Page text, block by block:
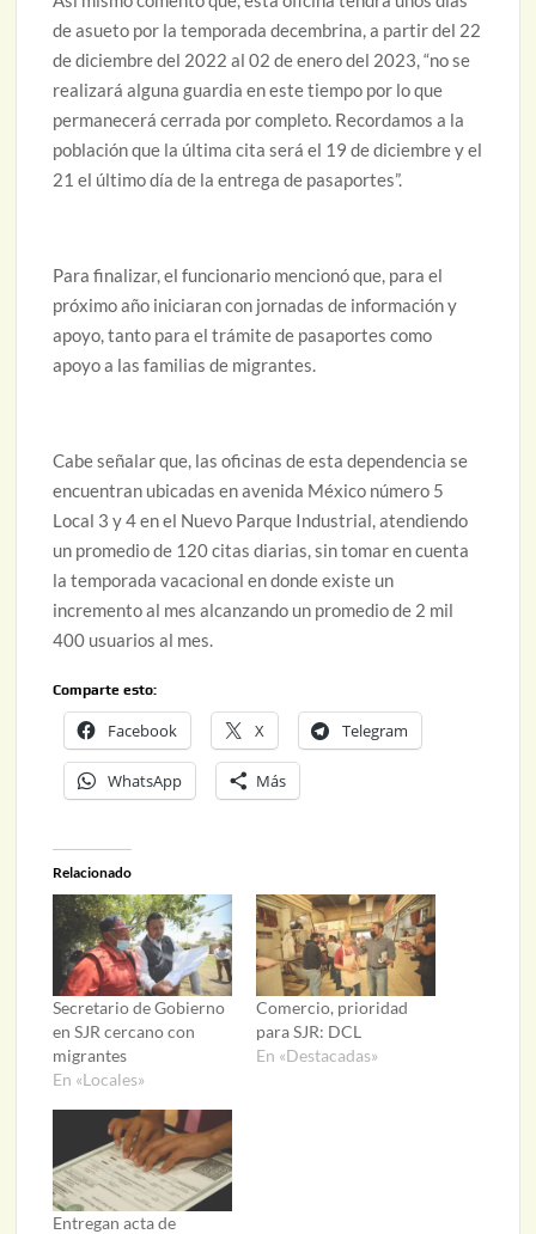
de asueto por la temporada decembrina, a partir del 22
de diciembre del 2022 al 02 de enero del 2023, “no se
realizará alguna guardia en este tiempo por lo que
permanecerá cerrada por completo. Recordamos a la
población que la última cita será el 19 de diciembre y el
21 el último día de la entrega de pasaportes”.
Para finalizar, el funcionario mencionó que, para el
próximo año iniciaran con jornadas de información y
apoyo, tanto para el trámite de pasaportes como
apoyo a las familias de migrantes.
Cabe señalar que, las oficinas de esta dependencia se
encuentran ubicadas en avenida México número 5
Local 3 y 4 en el Nuevo Parque Industrial, atendiendo
un promedio de 120 citas diarias, sin tomar en cuenta
la temporada vacacional en donde existe un
incremento al mes alcanzando un promedio de 2 mil
400 usuarios al mes.
Comparte esto:
Facebook X Telegram
WhatsApp Más
Relacionado
Secretario de Gobierno
en SJR cercano con
migrantes
En «Locales»
Comercio, prioridad
para SJR: DCL
En «Destacadas»
Entregan acta de